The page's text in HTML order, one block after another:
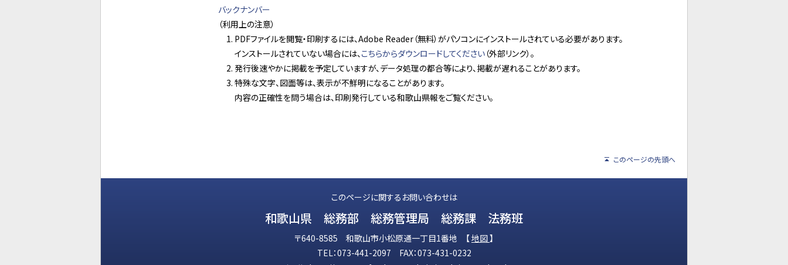
バックナンバー
（利用上の注意）
PDFファイルを閲覧・印刷するには、Adobe Reader（無料）がパソコンにインストールされている必要があります。
インストールされていない場合には、こちらからダウンロードしてください （外部リンク）。
発行後速やかに掲載を予定していますが、データ処理の都合等により、掲載が遅れることがあります。
特殊な文字、図面等は、表示が不鮮明になることがあります。
内容の正確性を問う場合は、印刷発行している和歌山県報をご覧ください。
このページの先頭へ
このページに関するお問い合わせは
和歌山県 総務部 総務管理局 総務課 法務班
〒640-8585 和歌山市小松原通一丁目1番地 【地図】
TEL：073-441-2097 FAX：073-431-0232